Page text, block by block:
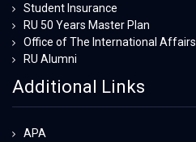
Student Insurance
RU 50 Years Master Plan
Office of The International Affairs
RU Alumni
Additional Links
APA